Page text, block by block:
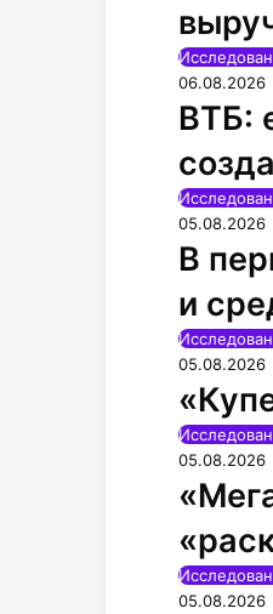
06.08.2026
ВТБ:
05.08.2026
В
и
05.08.2026
05.08.2026
05.08.2026